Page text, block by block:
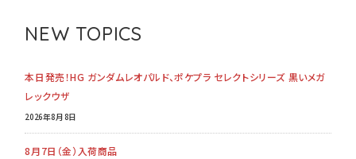
NEW TOPICS
本日発売！HG ガンダムレオパルド、ポケプラ セレクトシリーズ 黒いメガ
レックウザ
2026年8月8日
8月7日（金）入荷商品